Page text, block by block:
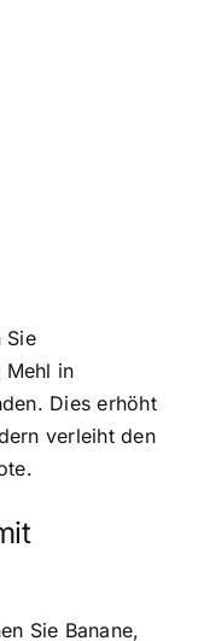
Sie
Mehl in
Dies erhöht
verleiht den
Sie Banane,